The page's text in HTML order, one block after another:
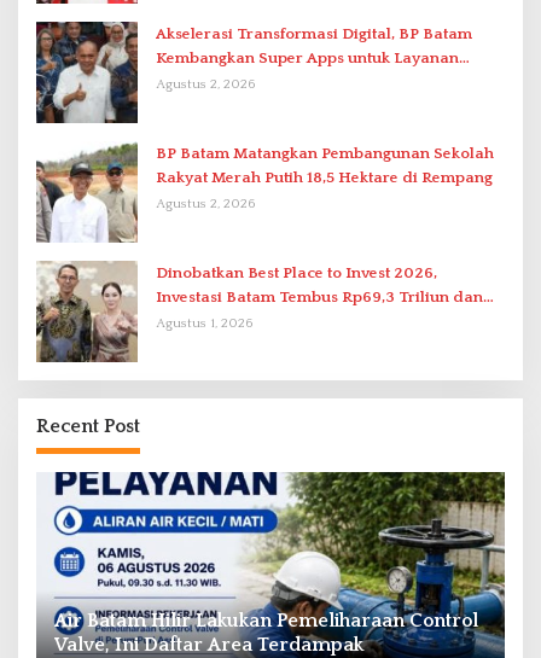
Akselerasi Transformasi Digital, BP Batam
Kembangkan Super Apps untuk Layanan
Terpadu
Agustus 2, 2026
BP Batam Matangkan Pembangunan Sekolah
Rakyat Merah Putih 18,5 Hektare di Rempang
Agustus 2, 2026
Dinobatkan Best Place to Invest 2026,
Investasi Batam Tembus Rp69,3 Triliun dan
Ekonomi Tumbuh 6,76 Persen
Agustus 1, 2026
Recent Post
Air Batam Hilir Lakukan Pemeliharaan Control
Valve, Ini Daftar Area Terdampak